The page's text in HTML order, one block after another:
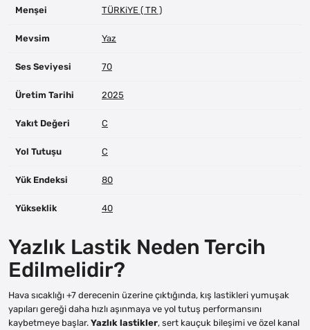
Menşei TÜRKiYE ( TR )
Mevsim Yaz
Ses Seviyesi 70
Üretim Tarihi 2025
Yakıt Değeri C
Yol Tutuşu C
Yük Endeksi 80
Yükseklik 40
Yazlık Lastik Neden Tercih
Edilmelidir?
Hava sıcaklığı +7 derecenin üzerine çıktığında, kış lastikleri yumuşak
yapıları gereği daha hızlı aşınmaya ve yol tutuş performansını
kaybetmeye başlar. Yazlık lastikler, sert kauçuk bileşimi ve özel kanal